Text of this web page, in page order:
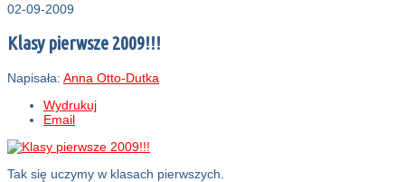
02-09-2009
Klasy pierwsze 2009!!!
Napisała: Anna Otto-Dutka
Wydrukuj
Email
Tak się uczymy w klasach pierwszych.